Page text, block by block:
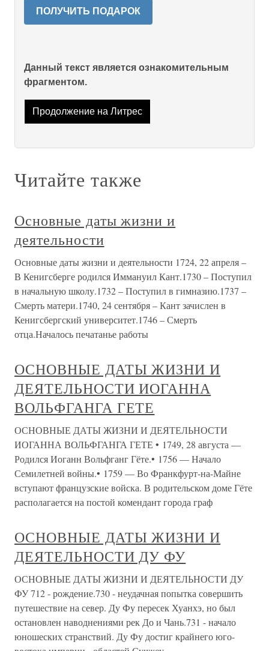
ПОЛУЧИТЬ ПОДАРОК
Данный текст является ознакомительным
фрагментом.
Продолжение на Литрес
Читайте также
Основные даты жизни и
деятельности
Основные даты жизни и деятельности 1724, 22 апреля –
В Кенигсберге родился Иммануил Кант.1730 – Поступил
в начальную школу.1732 – Поступил в гимназию.1737 –
Смерть матери.1740, 24 сентября – Кант зачислен в
Кенигсбергский университет.1746 – Смерть
отца.Началось печатанье работы
ОСНОВНЫЕ ДАТЫ ЖИЗНИ И
ДЕЯТЕЛЬНОСТИ ИОГАННА
ВОЛЬФГАНГА ГЕТЕ
ОСНОВНЫЕ ДАТЫ ЖИЗНИ И ДЕЯТЕЛЬНОСТИ
ИОГАННА ВОЛЬФГАНГА ГЕТЕ • 1749, 28 августа —
Родился Иоганн Вольфганг Гёте.• 1756 — Начало
Семилетней войны.• 1759 — Во Франкфурт-на-Майне
вступают французские войска. В родительском доме Гёте
располагается на постой комендант города граф
ОСНОВНЫЕ ДАТЫ ЖИЗНИ И
ДЕЯТЕЛЬНОСТИ ДУ ФУ
ОСНОВНЫЕ ДАТЫ ЖИЗНИ И ДЕЯТЕЛЬНОСТИ ДУ
ФУ 712 - рождение.730 - неудачная попытка совершить
путешествие на север. Ду Фу пересек Хуанхэ, но был
остановлен наводнениями рек До и Чань.731 - начало
юношеских странствий. Ду Фу достиг крайнего юго-